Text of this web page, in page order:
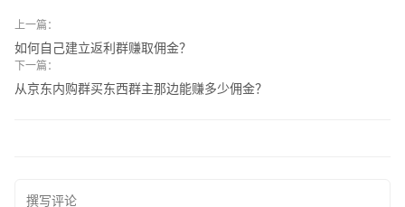
上一篇：
如何自己建立返利群赚取佣金？
下一篇：
从京东内购群买东西群主那边能赚多少佣金？